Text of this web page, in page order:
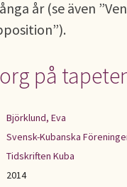
år (se även
på
Björklund, Eva
Svensk-Kubanska
Tidskriften Kuba
2014